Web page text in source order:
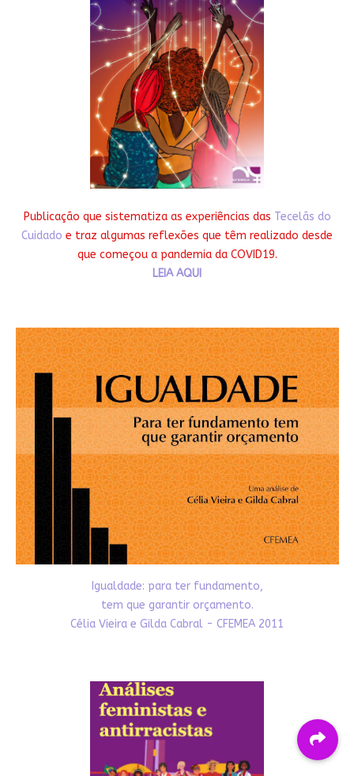
Publicação que sistematiza as experiências das Tecelãs do
Cuidado e traz algumas reflexões que têm realizado desde
que começou a pandemia da COVID19.
LEIA AQUI
Igualdade: para ter fundamento,
tem que garantir orçamento.
Célia Vieira e Gilda Cabral - CFEMEA 2011